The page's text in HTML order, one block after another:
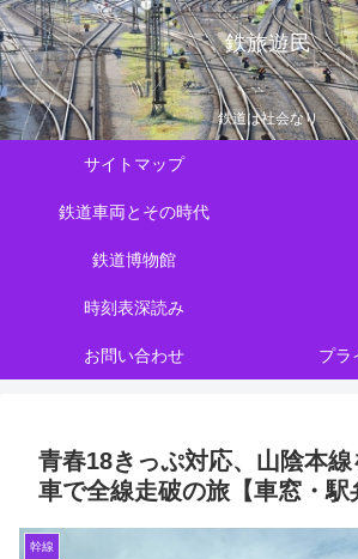
鉄旅遊民
鉄道は社会なり
サイトマップ
鉄道車両とその時代
鉄道博物館
時刻表深読み
お問い合わせ プラ
青春18きっぷ対応、山陰本線
車で全線走破の旅【車窓・駅
幹線